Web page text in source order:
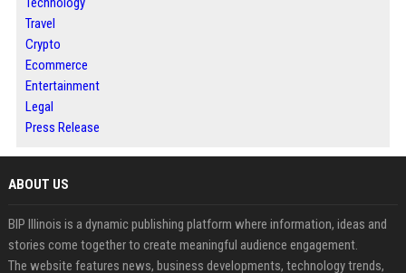
Travel
Crypto
Ecommerce
Entertainment
Legal
Press Release
ABOUT US
BIP Illinois is a dynamic publishing platform where information, ideas and
stories come together to create meaningful audience engagement.
The website features news, business developments, technology trends,